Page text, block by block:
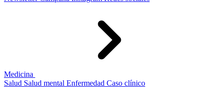
Medicina
Salud Salud mental Enfermedad Caso clínico